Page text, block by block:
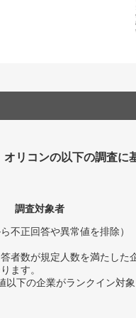
リコンの以下の調査に
調査対象者
不正回答や異常値を排除）
数が規定人数を満たした
ます。
下の企業がランクイン対象